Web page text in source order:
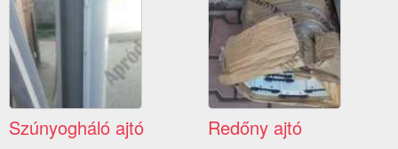
Szúnyogháló ajtó Redőny ajtó